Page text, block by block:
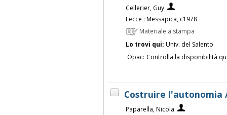
Cellerier, Guy
Lecce : Messapica, c1978
Materiale a stampa
Lo trovi qui: Univ. del Salento
Opac: Controlla la disponibilità
Costruire l'autonomia
Paparella, Nicola